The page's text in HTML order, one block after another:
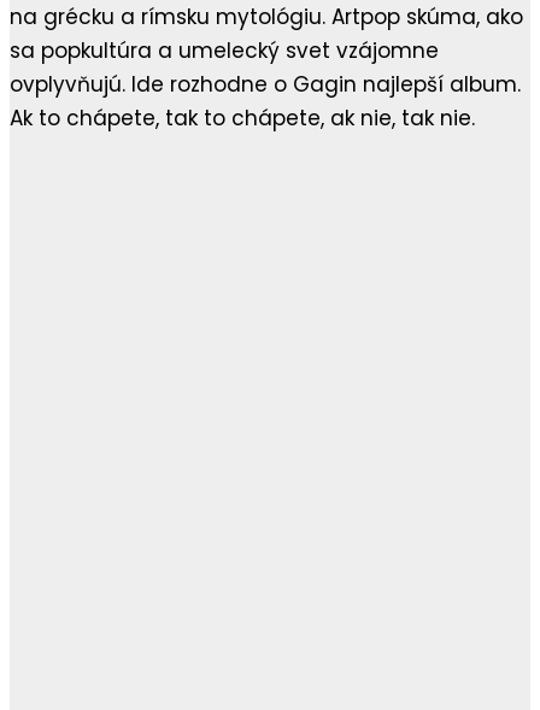
na grécku a rímsku mytológiu. Artpop skúma, ako
sa popkultúra a umelecký svet vzájomne
ovplyvňujú. Ide rozhodne o Gagin najlepší album.
Ak to chápete, tak to chápete, ak nie, tak nie.